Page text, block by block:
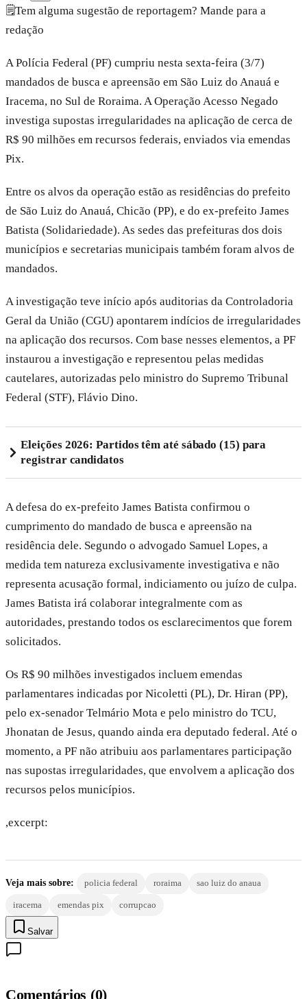
🗒️Tem alguma sugestão de reportagem? Mande para a
redação
A Polícia Federal (PF) cumpriu nesta sexta-feira (3/7)
mandados de busca e apreensão em São Luiz do Anauá e
Iracema, no Sul de Roraima. A Operação Acesso Negado
investiga supostas irregularidades na aplicação de cerca de
R$ 90 milhões em recursos federais, enviados via emendas
Pix.
Entre os alvos da operação estão as residências do prefeito
de São Luiz do Anauá, Chicão (PP), e do ex-prefeito James
Batista (Solidariedade). As sedes das prefeituras dos dois
municípios e secretarias municipais também foram alvos de
mandados.
A investigação teve início após auditorias da Controladoria
Geral da União (CGU) apontarem indícios de irregularidades
na aplicação dos recursos. Com base nesses elementos, a PF
instaurou a investigação e representou pelas medidas
cautelares, autorizadas pelo ministro do Supremo Tribunal
Federal (STF), Flávio Dino.
Eleições 2026: Partidos têm até sábado (15) para
registrar candidatos
A defesa do ex-prefeito James Batista confirmou o
cumprimento do mandado de busca e apreensão na
residência dele. Segundo o advogado Samuel Lopes, a
medida tem natureza exclusivamente investigativa e não
representa acusação formal, indiciamento ou juízo de culpa.
James Batista irá colaborar integralmente com as
autoridades, prestando todos os esclarecimentos que forem
solicitados.
Os R$ 90 milhões investigados incluem emendas
parlamentares indicadas por Nicoletti (PL), Dr. Hiran (PP),
pelo ex-senador Telmário Mota e pelo ministro do TCU,
Jhonatan de Jesus, quando ainda era deputado federal. Até o
momento, a PF não atribuiu aos parlamentares participação
nas supostas irregularidades, que envolvem a aplicação dos
recursos pelos municípios.
,excerpt:
Veja mais sobre: policia federal roraima sao luiz do anaua
iracema emendas pix corrupcao
Salvar
Comentários (0)